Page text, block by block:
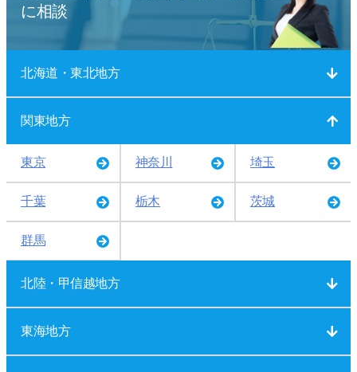
に相談
北海道・東北地方
関東地方
東京 神奈川 埼玉
千葉 栃木 茨城
群馬
北陸・甲信越地方
東海地方